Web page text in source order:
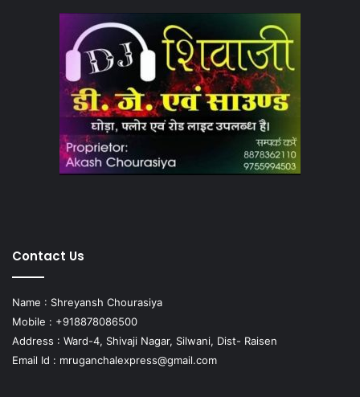
Contact Us
Name : Shreyansh Chourasiya
Mobile : +918878086500
Address : Ward-4, Shivaji Nagar, Silwani, Dist- Raisen
Email Id : mruganchalexpress@gmail.com